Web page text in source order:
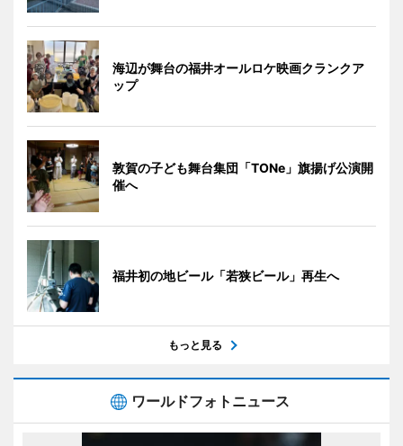
海辺が舞台の福井オールロケ映画クランクア
ップ
敦賀の子ども舞台集団「TONe」旗揚げ公演開
催へ
福井初の地ビール「若狭ビール」再生へ
もっと見る
ワールドフォトニュース